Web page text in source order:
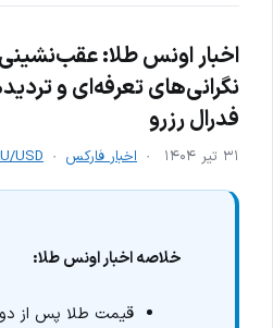
اخبار اونس طلا:
نگرانی‌های تعرفه‌ای و
فدرال رزرو
۳۱ تیر ۱۴۰۴ اخبار فارکس USD
خلاصه اخبار اونس طلا:
قیمت طلا پس از دو